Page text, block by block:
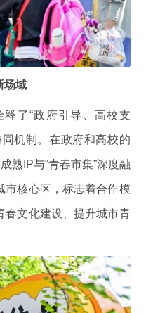
场域
了“政府引导、高校支
机制。在政府和高校的
熟IP与“青春市集”深度融
市核心区，标志着合作模
春文化建设、提升城市青